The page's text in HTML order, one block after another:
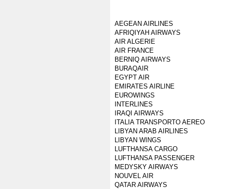
AEGEAN AIRLINES
AFRIQIYAH AIRWAYS
AIR ALGERIE
AIR FRANCE
BERNIQ AIRWAYS
BURAQAIR
EGYPT AIR
EMIRATES AIRLINE
EUROWINGS
INTERLINES
IRAQI AIRWAYS
ITALIA TRANSPORTO AEREO
LIBYAN ARAB AIRLINES
LIBYAN WINGS
LUFTHANSA CARGO
LUFTHANSA PASSENGER
MEDYSKY AIRWAYS
NOUVEL AIR
QATAR AIRWAYS